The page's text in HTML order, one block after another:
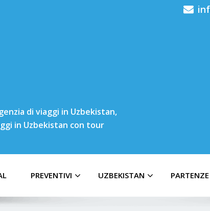
di viaggi in Uzbekistan,
in Uzbekistan con tour
PREVENTIVI UZBEKISTAN